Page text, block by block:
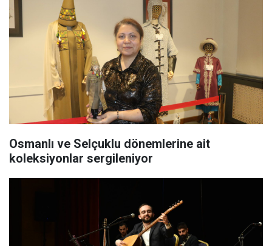
Osmanlı ve Selçuklu dönemlerine ait
koleksiyonlar sergileniyor